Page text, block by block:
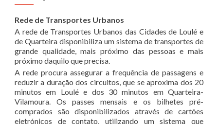
Rede de Transportes Urbanos
A rede de Transportes Urbanos das Cidades de Loulé e
de Quarteira disponibiliza um sistema de transportes de
grande qualidade, mais próximo das pessoas e mais
próximo daquilo que precisa.
A rede procura assegurar a frequência de passagens e
reduzir a duração dos circuitos, que se aproxima dos 20
minutos em Loulé e dos 30 minutos em Quarteira-
Vilamoura. Os passes mensais e os bilhetes pré-
comprados são disponibilizados através de cartões
eletrónicos de contato, utilizando um sistema que